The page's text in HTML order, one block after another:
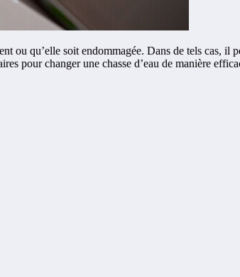
ou qu’elle soit endommagée. Dans de tels cas, il
pour changer une chasse d’eau de manière